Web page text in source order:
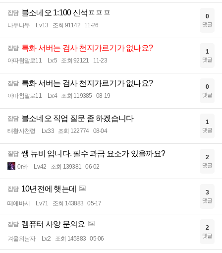
잡담 블소네오 1:100 신석ㅍㅍㅍ
나두나두 Lv.13 조회 91142 11-26
0
댓글
잡담 특화 서버는 검사 천지가르기가 없나요?
아따참말로11 Lv.5 조회 92121 11-23
1
댓글
잡담 특화 서버는 검사 천지가르기가 없나요?
아따참말로11 Lv.4 조회 119385 08-19
0
댓글
잡담 블소네오 직업 질문 좀 하겠습니다
태황사천령 Lv.33 조회 122774 08-04
1
댓글
질답 쌩 뉴비 입니다. 필수 과금 요소가 있을까요?
0r라 Lv.42 조회 139381 06-02
2
댓글
잡담 10년전에 햇는데
떼에바시 Lv.71 조회 143883 05-17
3
댓글
잡담 켐퓨터 사양 문의요
겨울의남자 Lv.2 조회 145883 05-06
2
댓글